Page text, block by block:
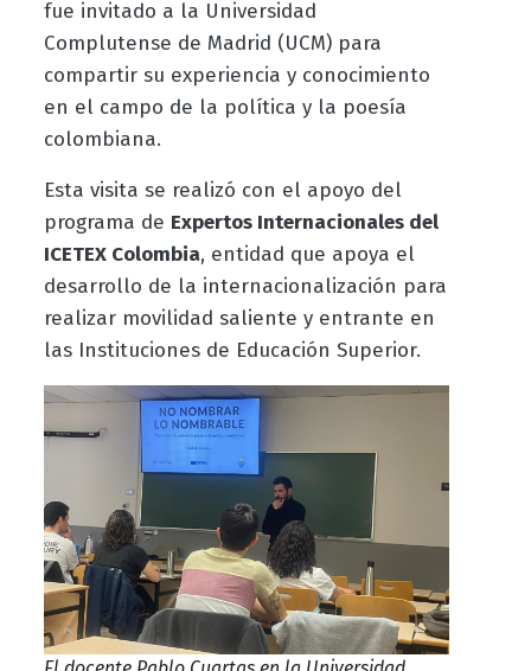
fue invitado a la Universidad
Complutense de Madrid (UCM) para
compartir su experiencia y conocimiento
en el campo de la política y la poesía
colombiana.
Esta visita se realizó con el apoyo del
programa de Expertos Internacionales del
ICETEX Colombia, entidad que apoya el
desarrollo de la internacionalización para
realizar movilidad saliente y entrante en
las Instituciones de Educación Superior.